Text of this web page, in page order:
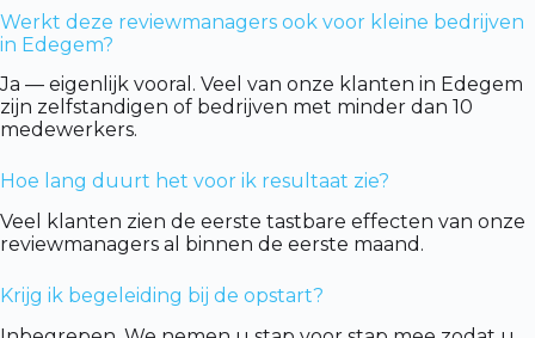
Werkt deze reviewmanagers ook voor kleine bedrijven
in Edegem?
Ja — eigenlijk vooral. Veel van onze klanten in Edegem
zijn zelfstandigen of bedrijven met minder dan 10
medewerkers.
Hoe lang duurt het voor ik resultaat zie?
Veel klanten zien de eerste tastbare effecten van onze
reviewmanagers al binnen de eerste maand.
Krijg ik begeleiding bij de opstart?